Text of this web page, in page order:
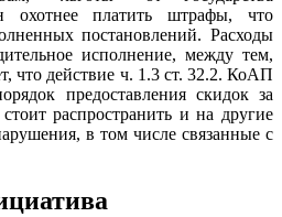
охотнее платить штрафы, что
постановлений. Расходы
исполнение, между тем,
что действие ч. 1.3 ст. 32.2. КоАП
предоставления скидок за
распространить и на другие
в том числе связанные с